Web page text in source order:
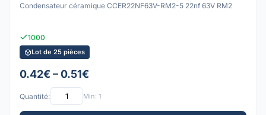
Condensateur céramique CCER22NF63V-RM2-5 22nf 63V RM2
1000
Lot de 25 pièces
0.42€ – 0.51€
Quantité: Min: 1